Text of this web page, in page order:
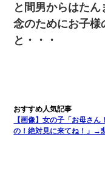
32歳ワイ、34歳の可愛
死亡・・・
私『貯金貯まったし、
帯住宅にした。それに
っ」私『使った貯金は
と間男からはたん
念のためにお子
と・・・
【画像】女の子「お母さ
の！絶対見に来てね！」→